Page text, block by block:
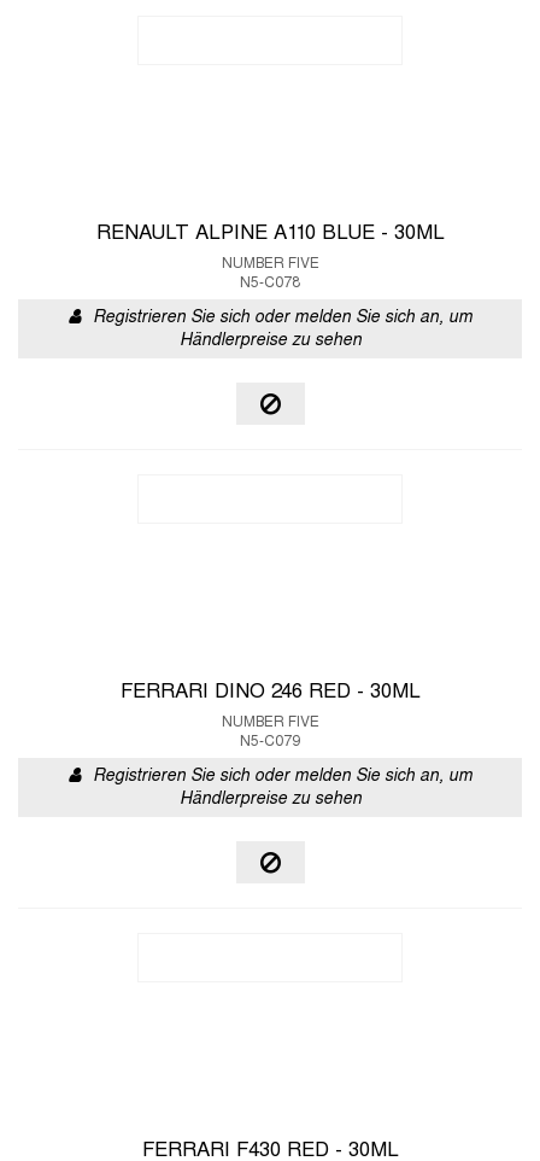
RENAULT ALPINE A110 BLUE - 30ML
NUMBER FIVE
N5-C078
Registrieren Sie sich oder melden Sie sich an, um
Händlerpreise zu sehen
FERRARI DINO 246 RED - 30ML
NUMBER FIVE
N5-C079
Registrieren Sie sich oder melden Sie sich an, um
Händlerpreise zu sehen
FERRARI F430 RED - 30ML